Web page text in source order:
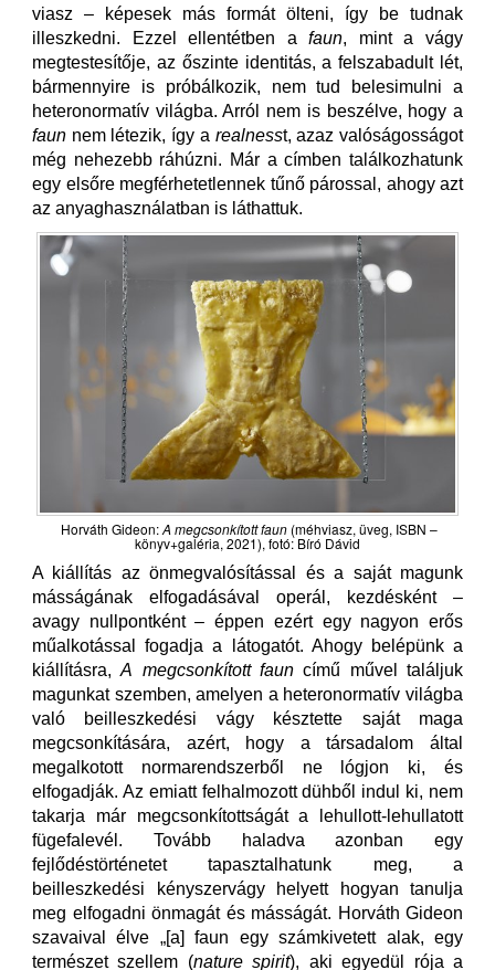
viasz – képesek más formát ölteni, így be tudnak
illeszkedni. Ezzel ellentétben afaun, mint a vágy
megtestesítője, az őszinte identitás, a felszabadult lét,
bármennyire is próbálkozik, nem tud belesimulni a
heteronormatív világba. Arról nem is beszélve, hogy a
faun nem létezik, így a realnesst, azaz valóságosságot
még nehezebb ráhúzni. Már a címben találkozhatunk
egy elsőre megférhetetlennek tűnő párossal, ahogy azt
az anyaghasználatban is láthattuk.
Horváth Gideon:A megcsonkított faun (méhviasz, üveg, ISBN –
könyv+galéria, 2021), fotó: Bíró Dávid
A kiállítás az önmegvalósítással és a saját magunk
másságának elfogadásával operál, kezdésként –
avagy nullpontként – éppen ezért egy nagyon erős
műalkotással fogadja a látogatót. Ahogy belépünk a
kiállításra,A megcsonkított faun című művel találjuk
magunkat szemben, amelyen a heteronormatív világba
való beilleszkedési vágy késztette saját maga
megcsonkítására, azért, hogy a társadalom által
megalkotott normarendszerből ne lógjon ki, és
elfogadják. Az emiatt felhalmozott dühből indul ki, nem
takarja már megcsonkítottságát a lehullott-lehullatott
fügefalevél. Tovább haladva azonban egy
fejlődéstörténetet tapasztalhatunk meg, a
beilleszkedési kényszervágy helyett hogyan tanulja
meg elfogadni önmagát és másságát. Horváth Gideon
szavaival élve „[a] faun egy számkivetett alak, egy
természet szellem (nature spirit), aki egyedül rója a